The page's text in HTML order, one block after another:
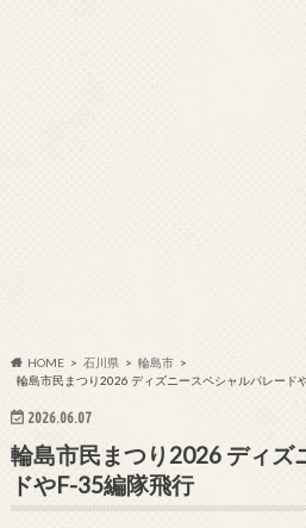
HOME 石川県
輪島市
輪島市民まつり2026 ディズニースペシャルパレード
2026.06.07
輪島市民まつり2026 ディズ
ドやF-35編隊飛行